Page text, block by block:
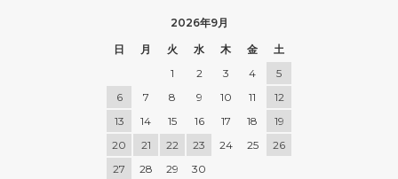
2026年9月
日
月 火 水 木 金
土
1
2 3 4
5
6
7 8 9 10 11
12
13
14 15 16 17 18
19
20
21 22 23 24 25
26
27
28 29 30